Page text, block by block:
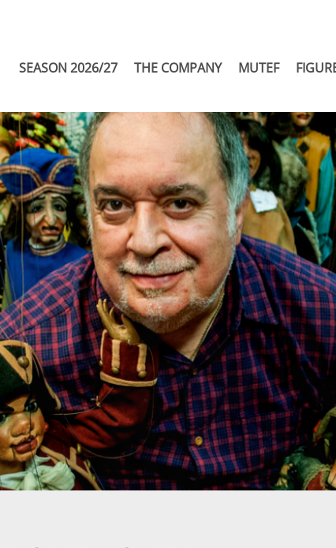
SEASON 2026/27
THE COMPANY MUTEF